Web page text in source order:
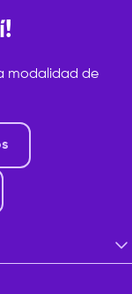
modalidad de